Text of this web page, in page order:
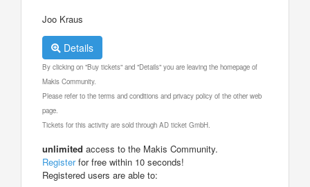
Joo Kraus
Details
By clicking on "Buy tickets" and "Details" you are leaving the homepage of
Makis Community.
Please refer to the terms and conditions and privacy policy of the other web
page.
Tickets for this activity are sold through AD ticket GmbH.
unlimited access to the Makis Community.
Registerfor free within 10 seconds!
Registered users are able to: